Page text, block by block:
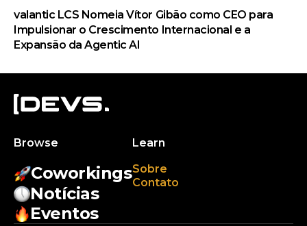
valantic LCS Nomeia Vítor Gibão como CEO para
Impulsionar o Crescimento Internacional e a
Expansão da Agentic AI
Browse
Coworkings
Notícias
Eventos
Learn
Sobre
Contato